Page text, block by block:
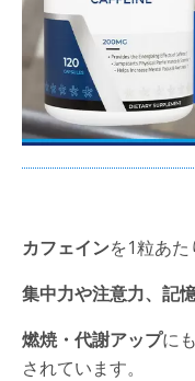
カフェインを1粒あた
集中力や注意力、記
燃焼・代謝アップに
されています。